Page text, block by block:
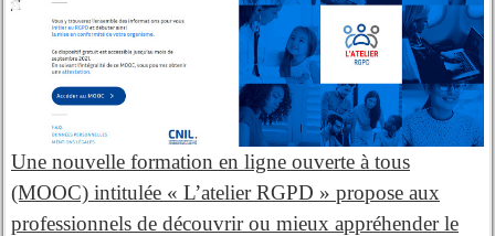
Une nouvelle formation en ligne ouverte à tous
(MOOC) intitulée « L’atelier RGPD » propose aux
professionnels de découvrir ou mieux appréhender le